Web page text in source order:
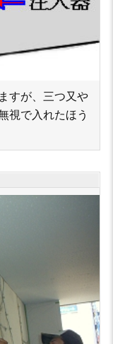
すが、三つ又や
視で入れたほう